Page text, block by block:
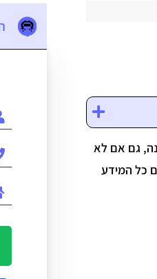
גם אם לא
כל המידע